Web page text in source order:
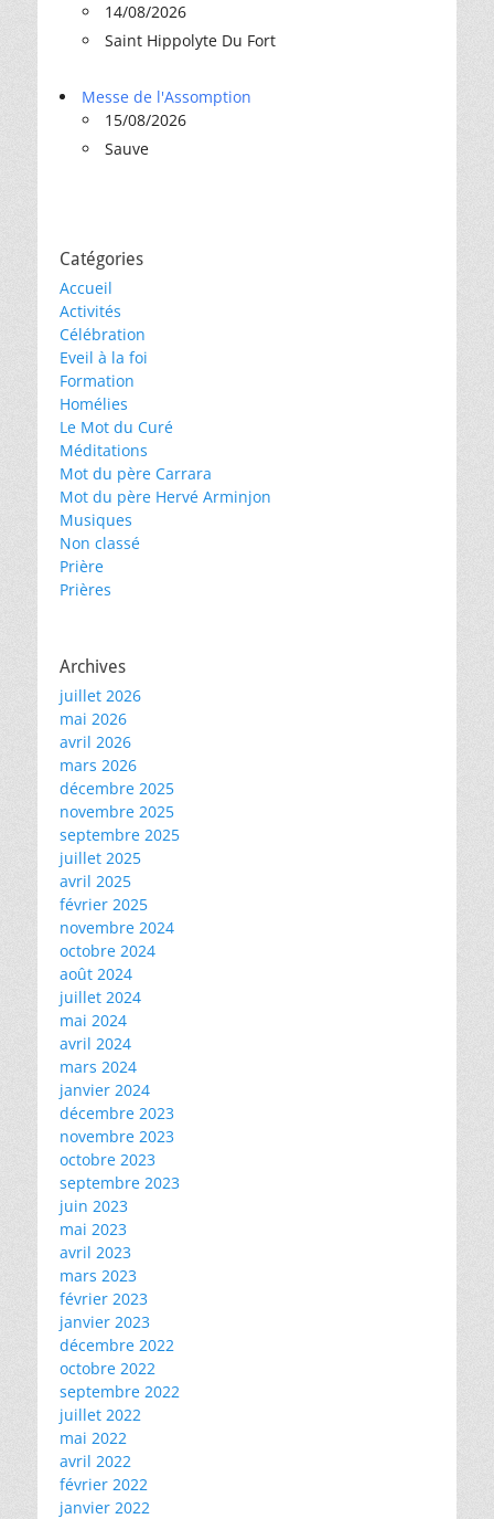
14/08/2026
Saint Hippolyte Du Fort
Messe de l'Assomption
15/08/2026
Sauve
Catégories
Accueil
Activités
Célébration
Eveil à la foi
Formation
Homélies
Le Mot du Curé
Méditations
Mot du père Carrara
Mot du père Hervé Arminjon
Musiques
Non classé
Prière
Prières
Archives
juillet 2026
mai 2026
avril 2026
mars 2026
décembre 2025
novembre 2025
septembre 2025
juillet 2025
avril 2025
février 2025
novembre 2024
octobre 2024
août 2024
juillet 2024
mai 2024
avril 2024
mars 2024
janvier 2024
décembre 2023
novembre 2023
octobre 2023
septembre 2023
juin 2023
mai 2023
avril 2023
mars 2023
février 2023
janvier 2023
décembre 2022
octobre 2022
septembre 2022
juillet 2022
mai 2022
avril 2022
février 2022
janvier 2022